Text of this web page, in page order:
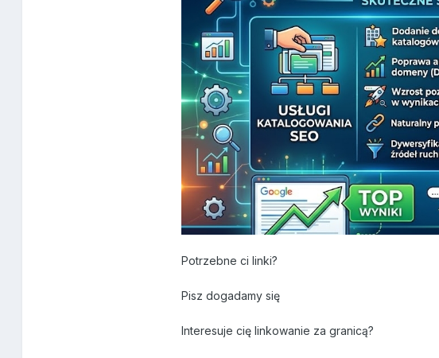
Potrzebne ci linki?
Pisz dogadamy się
Interesuje cię linkowanie za granicą?